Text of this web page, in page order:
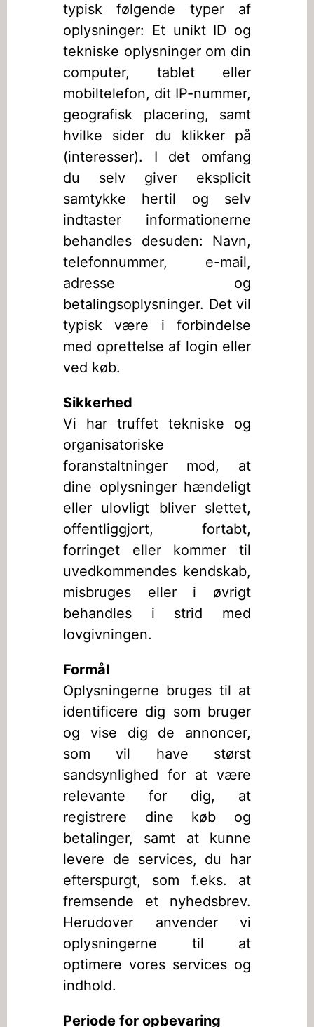
typisk følgende typer af
oplysninger: Et unikt ID og
tekniske oplysninger om din
computer, tablet eller
mobiltelefon, dit IP-nummer,
geografisk placering, samt
hvilke sider du klikker på
(interesser). I det omfang
du selv giver eksplicit
samtykke hertil og selv
indtaster informationerne
behandles desuden: Navn,
telefonnummer, e-mail,
adresse og
betalingsoplysninger. Det vil
typisk være i forbindelse
med oprettelse af login eller
ved køb.
Sikkerhed
Vi har truffet tekniske og
organisatoriske
foranstaltninger mod, at
dine oplysninger hændeligt
eller ulovligt bliver slettet,
offentliggjort, fortabt,
forringet eller kommer til
uvedkommendes kendskab,
misbruges eller i øvrigt
behandles i strid med
lovgivningen.
Formål
Oplysningerne bruges til at
identificere dig som bruger
og vise dig de annoncer,
som vil have størst
sandsynlighed for at være
relevante for dig, at
registrere dine køb og
betalinger, samt at kunne
levere de services, du har
efterspurgt, som f.eks. at
fremsende et nyhedsbrev.
Herudover anvender vi
oplysningerne til at
optimere vores services og
indhold.
Periode for opbevaring